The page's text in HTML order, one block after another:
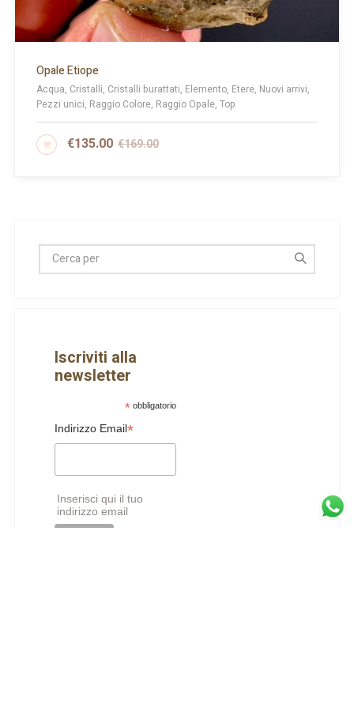
Opale Etiope
Acqua, Cristalli, Cristalli burattati, Elemento, Etere, Nuovi arrivi,
Pezzi unici, Raggio Colore, Raggio Opale, Top
€169.00
€135.00
AGGIUNGI AL CARRELLO
Iscriviti alla
newsletter
*obbligatorio
Indirizzo Email*
Inserisci qui il tuo
indirizzo email